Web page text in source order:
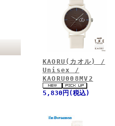
KAORU(カオル) /
Unisex /
KAORU008MV2
5,830円(税込)